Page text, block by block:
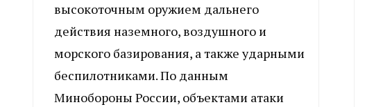
высокоточным оружием дальнего
действия наземного, воздушного и
морского базирования, а также ударными
беспилотниками. По данным
Минобороны России, объектами атаки